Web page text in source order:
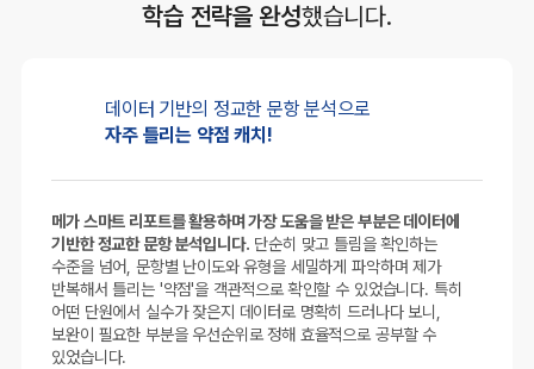
학습 전략을 완성했습니다.
데이터 기반의 정교한 문항 분석으로
자주 틀리는 약점 캐치!
메가 스마트 리포트를 활용하며 가장 도움을 받은 부분은 데이터에
기반한 정교한 문항 분석입니다. 단순히 맞고 틀림을 확인하는
수준을 넘어, 문항별 난이도와 유형을 세밀하게 파악하며 제가
반복해서 틀리는 '약점'을 객관적으로 확인할 수 있었습니다. 특히
어떤 단원에서 실수가 잦은지 데이터로 명확히 드러나다 보니,
보완이 필요한 부분을 우선순위로 정해 효율적으로 공부할 수
있었습니다.